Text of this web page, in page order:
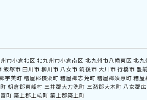
市小倉北区 北九州市小倉南区 北九州市八幡東区 北九
飯塚市 田川市 柳川市 八女市 筑後市 大川市 行橋市 豊
宇美町 糟屋郡篠栗町 糟屋郡志免町 糟屋郡須惠町 糟屋
朝倉郡東峰村 三井郡大刀洗町 三潴郡大木町 八女郡
町 築上郡上毛町 築上郡築上町